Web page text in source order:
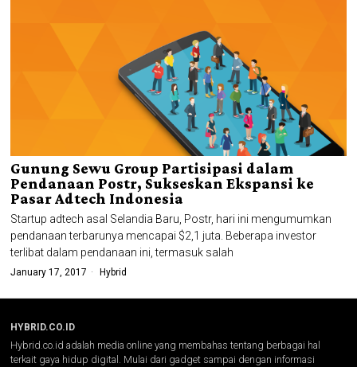
Gunung Sewu Group Partisipasi dalam
Pendanaan Postr, Sukseskan Ekspansi ke
Pasar Adtech Indonesia
Startup adtech asal Selandia Baru, Postr, hari ini mengumumkan
pendanaan terbarunya mencapai $2,1 juta. Beberapa investor
terlibat dalam pendanaan ini, termasuk salah
January 17, 2017 Hybrid
HYBRID.CO.ID
Hybrid.co.id adalah media online yang membahas tentang berbagai hal
terkait gaya hidup digital. Mulai dari gadget sampai dengan informasi